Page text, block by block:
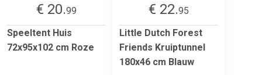
€ 20.99
Speeltent Huis
72x95x102 cm Roze
€ 22.95
Little Dutch Forest
Friends Kruiptunnel
180x46 cm Blauw